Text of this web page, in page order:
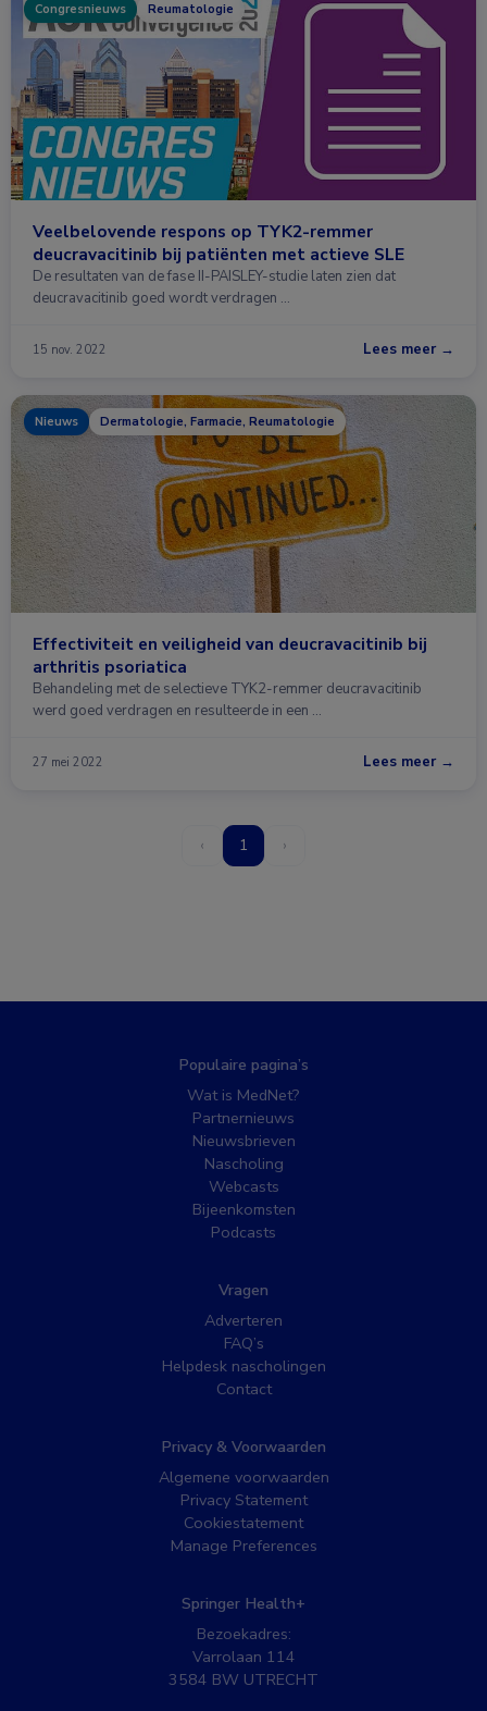
Congresnieuws Reumatologie
Veelbelovende respons op TYK2-remmer
deucravacitinib bij patiënten met actieve SLE
De resultaten van de fase II-PAISLEY-studie laten zien dat
deucravacitinib goed wordt verdragen …
15 nov. 2022 Lees meer →
Nieuws Dermatologie, Farmacie, Reumatologie
Effectiviteit en veiligheid van deucravacitinib bij
arthritis psoriatica
Behandeling met de selectieve TYK2-remmer deucravacitinib
werd goed verdragen en resulteerde in een …
27 mei 2022 Lees meer →
‹ 1 ›
Populaire pagina’s
Wat is MedNet?
Partnernieuws
Nieuwsbrieven
Nascholing
Webcasts
Bijeenkomsten
Podcasts
Vragen
Adverteren
FAQ’s
Helpdesk nascholingen
Contact
Privacy & Voorwaarden
Algemene voorwaarden
Privacy Statement
Cookiestatement
Manage Preferences
Springer Health+
Bezoekadres:
Varrolaan 114
3584 BW UTRECHT